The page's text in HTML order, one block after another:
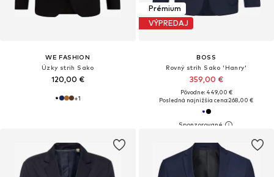
WE FASHION
Úzky strih Sako
120,00 €
+1
Prémium
VÝPREDAJ
BOSS
Rovný strih Sako 'Hanry'
359,00 €
Pôvodne: 449,00 €
Posledná najnižšia cena:268,00 €